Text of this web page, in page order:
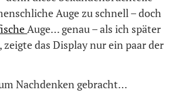
Auge zu schnell – doch
Auge… genau – als ich später
zeigte das Display nur ein paar der
Nachdenken gebracht…